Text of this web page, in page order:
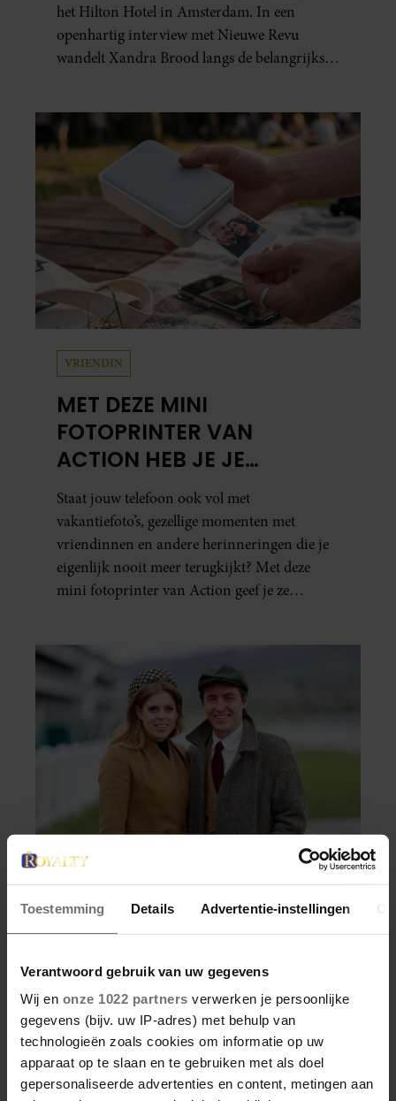
Toestemming Details Advertentie-instellingen
Verantwoord gebruik van uw gegevens
Wij en onze 1022 partners verwerken je persoonlijke
gegevens (bijv. uw IP-adres) met behulp van
technologieën zoals cookies om informatie op uw
apparaat op te slaan en te gebruiken met als doel
gepersonaliseerde advertenties en content, metingen aan
het Hilton Hotel in Amsterdam. In een
openhartig interview met Nieuwe Revu
wandelt Xandra Brood langs de belangrijkste
Leidsedwarsstraat roept een stortvloed aan
herinneringen op. Daar begon hun leven
samen en werd dochter Lola geboren.
VRIENDIN
MET DEZE MINI
FOTOPRINTER VAN
ACTION HEB JE JE
FAVORIETE FOTO’S BINNEN
ÉÉN MINUUT IN HANDEN
Staat jouw telefoon ook vol met
vakantiefoto’s, gezellige momenten met
vriendinnen en andere herinneringen die je
eigenlijk nooit meer terugkijkt? Met deze
mini fotoprinter van Action geef je ze
al in handen.
PRINSES BEATRICE’S
ECHTGENOOT EDOARDO
ONTKENT
HUWELIJKSPROBLEMEN
Edoardo Mapelli Mozzi, de echtgenoot van
prinses Beatrice, is in een zeldzaam interview
dieper ingegaan op zijn huwelijk en het geluk